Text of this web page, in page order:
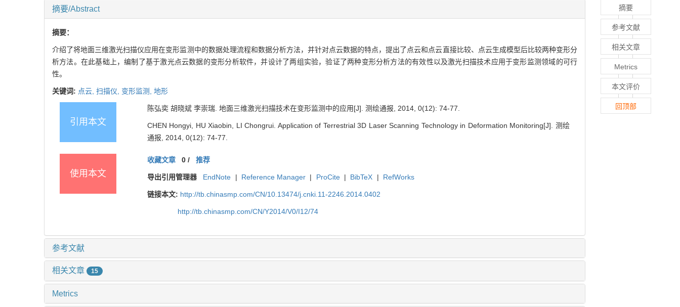
摘要/Abstract
摘要：
介绍了将地面三维激光扫描仪应用在变形监测中的数据处理流程和数据分析方法，并针对点云数据的特点，提出了点云和点云直接比较、点云生成模型后比较两种变形分
析方法。在此基础上，编制了基于激光点云数据的变形分析软件，并设计了两组实验，验证了两种变形分析方法的有效性以及激光扫描技术应用于变形监测领域的可行
性。
关键词: 点云, 扫描仪, 变形监测, 地形
引用本文
陈弘奕 胡晓斌 李崇瑞. 地面三维激光扫描技术在变形监测中的应用[J]. 测绘通报, 2014, 0(12): 74-77.
CHEN Hongyi, HU Xiaobin, LI Chongrui. Application of Terrestrial 3D Laser Scanning Technology in Deformation Monitoring[J]. 测绘
通报, 2014, 0(12): 74-77.
使用本文
收藏文章 0 /推荐
导出引用管理器 EndNote | Reference Manager | ProCite | BibTeX | RefWorks
链接本文: http://tb.chinasmp.com/CN/10.13474/j.cnki.11-2246.2014.0402
http://tb.chinasmp.com/CN/Y2014/V0/I12/74
参考文献
相关文章 15
Metrics
摘要
参考文献
相关文章
Metrics
本文评价
回顶部